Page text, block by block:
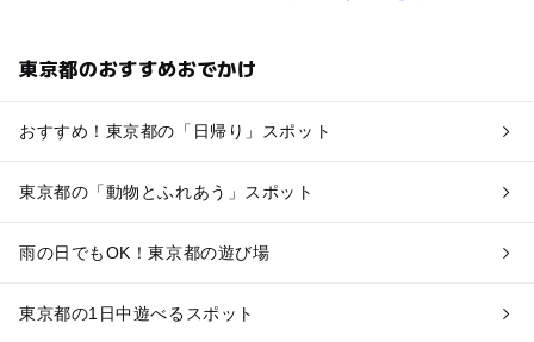
東京都のおすすめおでかけ
おすすめ！東京都の「日帰り」スポット
東京都の「動物とふれあう」スポット
雨の日でもOK！東京都の遊び場
東京都の1日中遊べるスポット